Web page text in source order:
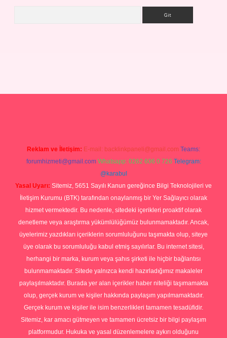
Reklam ve İletişim: E-mail: backlinkpaneli@gmail.com Teams:
forumhizmeti@gmail.com Whatsapp: 0262 606 0 726 Telegram:
@karabul
Yasal Uyarı: Sitemiz, 5651 Sayılı Kanun gereğince Bilgi Teknolojileri ve
İletişim Kurumu (BTK) tarafından onaylanmış bir Yer Sağlayıcı olarak
hizmet vermektedir. Bu nedenle, sitedeki içerikleri proaktif olarak
denetleme veya araştırma yükümlülüğümüz bulunmamaktadır. Ancak,
üyelerimiz yazdıkları içeriklerin sorumluluğunu taşımakta olup, siteye
üye olarak bu sorumluluğu kabul etmiş sayılırlar. Bu internet sitesi,
herhangi bir marka, kurum veya şahıs şirketi ile hiçbir bağlantısı
bulunmamaktadır. Sitede yalnızca kendi hazırladığımız makaleler
paylaşılmaktadır. Burada yer alan içerikler haber niteliği taşımamakta
olup, gerçek kurum ve kişiler hakkında paylaşım yapılmamaktadır.
Gerçek kurum ve kişiler ile isim benzerlikleri tamamen tesadüfidir.
Sitemiz, kar amacı gütmeyen ve tamamen ücretsiz bir bilgi paylaşım
platformudur. Hukuka ve yasal düzenlemelere aykırı olduğunu